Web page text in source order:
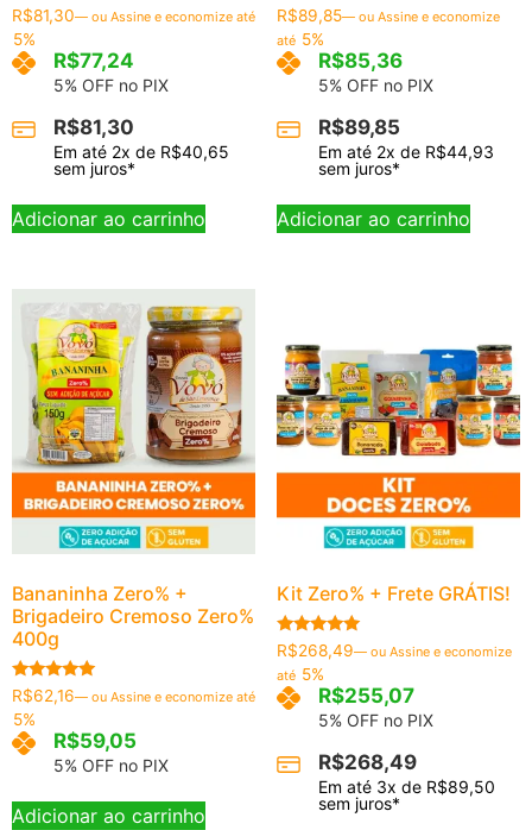
Avaliação
4.86
de 5
R$81,30— ou Assine e economize até
5%
R$77,24
5% OFF no PIX
R$81,30
Em até 2x de R$40,65
sem juros*
Adicionar ao carrinho
Avaliação
5.00
de 5
R$89,85—ou Assine e economize
até 5%
R$85,36
5% OFF no PIX
R$89,85
Em até 2x de R$44,93
sem juros*
Adicionar ao carrinho
Bananinha Zero% +
Brigadeiro Cremoso Zero%
400g
Avaliação
5.00
de 5
R$62,16— ou Assine e economize até
5%
R$59,05
5% OFF no PIX
Adicionar ao carrinho
Kit Zero% + Frete GRÁTIS!
Avaliação
5.00
de 5
R$268,49—ou Assine e economize
até 5%
R$255,07
5% OFF no PIX
R$268,49
Em até 3x de R$89,50
sem juros*